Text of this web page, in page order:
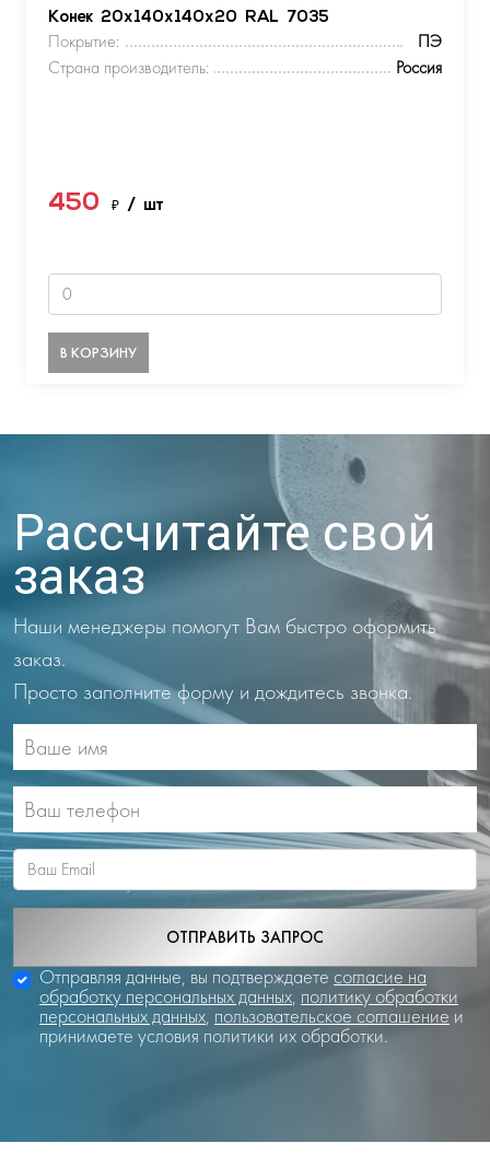
Конек 20х140х140х20 RAL 7035
Покрытие:
ПЭ
Страна производитель:
Россия
450 ₽ / шт
В КОРЗИНУ
Рассчитайте свой
заказ
Наши менеджеры помогут Вам быстро оформить
заказ.
Просто заполните форму и дождитесь звонка.
ОТПРАВИТЬ ЗАПРОС
Отправляя данные, вы подтверждаете согласие на
обработку персональных данных, политику обработки
персональных данных, пользовательское соглашение и
принимаете условия политики их обработки.